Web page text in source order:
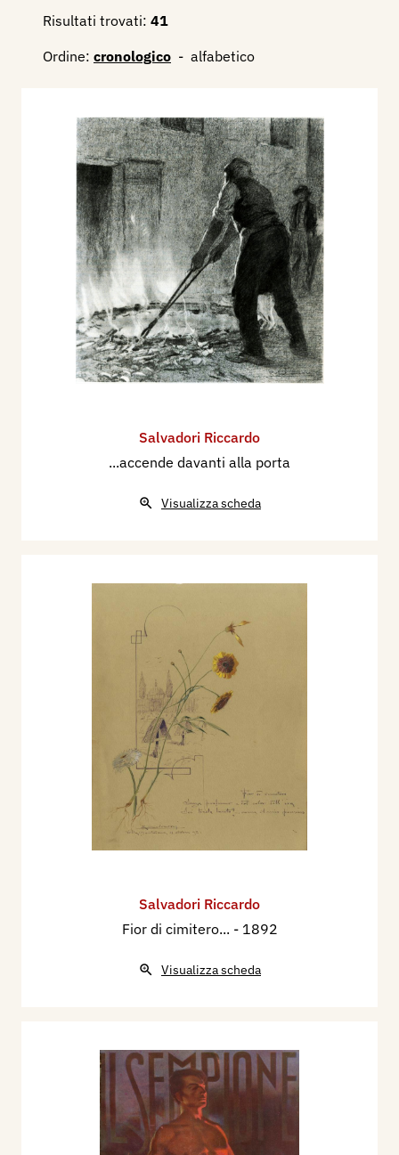
Risultati trovati: 41
Ordine: cronologico - alfabetico
Salvadori Riccardo
...accende davanti alla porta
Visualizza scheda
Salvadori Riccardo
Fior di cimitero... - 1892
Visualizza scheda